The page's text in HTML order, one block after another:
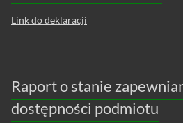
Link do deklaracji
Raport o stanie
dostępności podmiotu